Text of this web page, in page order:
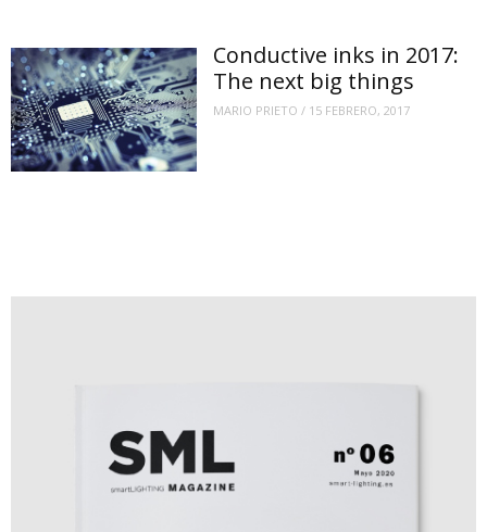
Conductive inks in 2017:
The next big things
MARIO PRIETO / 15 FEBRERO, 2017